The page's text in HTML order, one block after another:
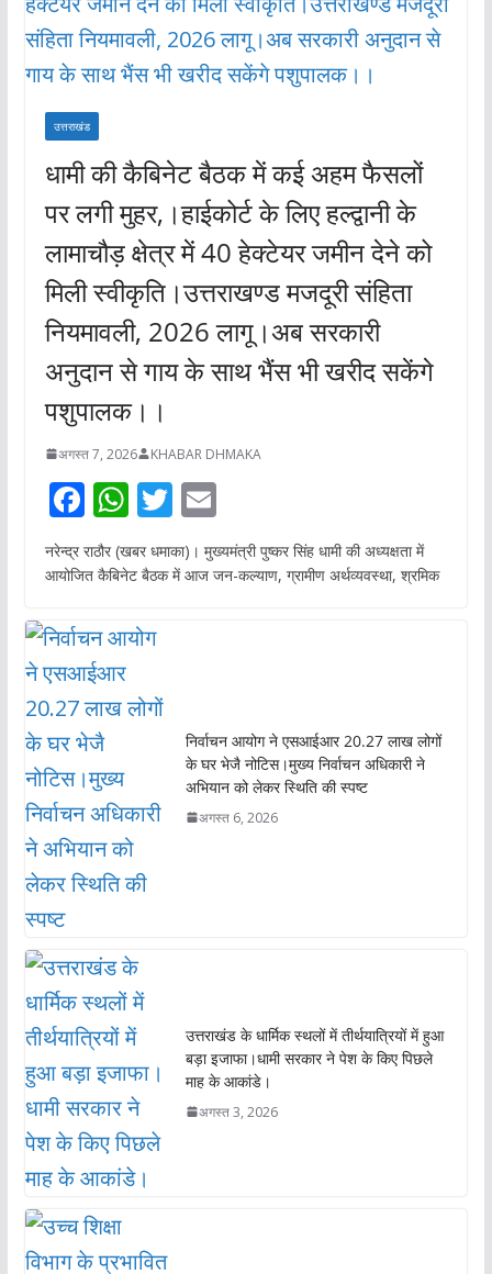
उत्तराखंड
धामी की कैबिनेट बैठक में कई अहम फैसलों
पर लगी मुहर,।हाईकोर्ट के लिए हल्द्वानी के
लामाचौड़ क्षेत्र में 40 हेक्टेयर जमीन देने को
मिली स्वीकृति।उत्तराखण्ड मजदूरी संहिता
नियमावली, 2026 लागू।अब सरकारी
अनुदान से गाय के साथ भैंस भी खरीद सकेंगे
पशुपालक।।
अगस्त 7, 2026 KHABAR DHMAKA
F
ac
e
o
o
k
W
h
at
A
p
T
w
itt
E
m
ai
नरेन्द्र राठौर (खबर धमाका)। मुख्यमंत्री पुष्कर सिंह धामी की अध्यक्षता में
आयोजित कैबिनेट बैठक में आज जन-कल्याण, ग्रामीण अर्थव्यवस्था, श्रमिक
निर्वाचन आयोग ने एसआईआर 20.27 लाख लोगों
के घर भेजै नोटिस।मुख्य निर्वाचन अधिकारी ने
अभियान को लेकर स्थिति की स्पष्ट
अगस्त 6, 2026
उत्तराखंड के धार्मिक स्थलों में तीर्थयात्रियों में हुआ
बड़ा इजाफा।धामी सरकार ने पेश के किए पिछले
माह के आकांडे।
अगस्त 3, 2026